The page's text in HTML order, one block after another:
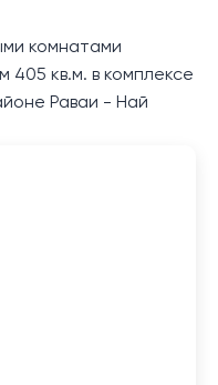
комнатами
405 кв.м. в комплексе
Раваи - Най